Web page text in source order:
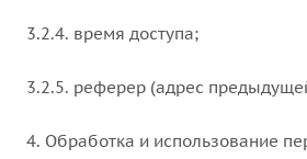
3.2.4. время доступа;
3.2.5. реферер (адрес
4. Обработка и использование